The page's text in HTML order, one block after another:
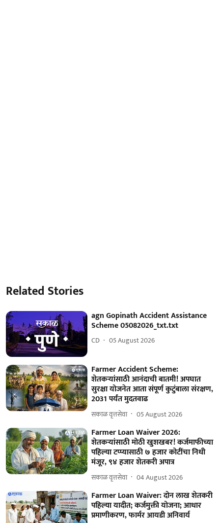
Related Stories
agn Gopinath Accident Assistance
Scheme 05082026_txt.txt
CD 05 August 2026
Farmer Accident Scheme:
शेतकऱ्यांसाठी आनंदाची बातमी! अपघात
सुरक्षा योजनेत आता संपूर्ण कुटुंबाला संरक्षण,
2031 पर्यंत मुदतवाढ
सकाळ वृत्तसेवा 05 August 2026
Farmer Loan Waiver 2026:
शेतकऱ्यांसाठी मोठी खुशखबर! कर्जमाफीच्या
पहिल्या टप्प्यासाठी ७ हजार कोटींचा निधी
मंजूर, ९४ हजार शेतकरी अपात्र
सकाळ वृत्तसेवा 04 August 2026
Farmer Loan Waiver: दोन लाख शेतकरी
पहिल्या यादीत; कर्जमुक्ती योजना; आधार
प्रमाणीकरण, फार्मर आयडी अनिवार्य